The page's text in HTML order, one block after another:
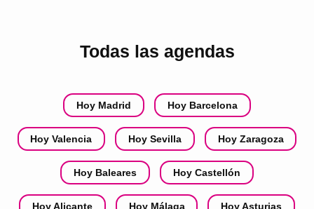
Todas las agendas
Hoy Madrid Hoy Barcelona
Hoy Valencia Hoy Sevilla Hoy Zaragoza
Hoy Baleares Hoy Castellón
Hoy Alicante Hoy Málaga Hoy Asturias